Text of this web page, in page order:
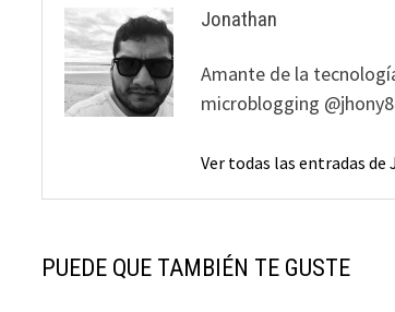
Jonathan
Amante de la
microblogging
Ver todas las entradas
PUEDE QUE TAMBIÉN TE GUSTE